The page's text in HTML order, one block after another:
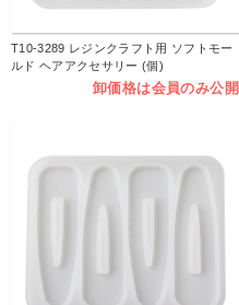
T10-3289 レジンクラフト用 ソフトモー
ルド ヘアアクセサリー (個)
卸価格は会員のみ公開